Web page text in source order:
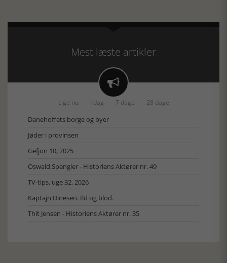
Mest læste artikler

Lige nu I dag 7 dage 28 dage
Danehoffets borge og byer
Jøder i provinsen
Gefjon 10, 2025
Oswald Spengler - Historiens Aktører nr. 49
TV-tips, uge 32, 2026
Kaptajn Dinesen. Ild og blod.
Thit Jensen - Historiens Aktører nr. 35